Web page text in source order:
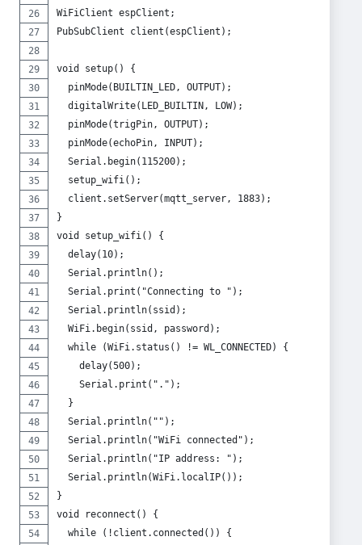
WiFiClient espClient;
PubSubClient client(espClient);
void setup() {
  pinMode(BUILTIN_LED, OUTPUT);
  digitalWrite(LED_BUILTIN, LOW);
  pinMode(trigPin, OUTPUT);
  pinMode(echoPin, INPUT);
  Serial.begin(115200);
  setup_wifi();
  client.setServer(mqtt_server, 1883);
}
void setup_wifi() {
  delay(10);
  Serial.println();
  Serial.print("Connecting to ");
  Serial.println(ssid);
  WiFi.begin(ssid, password);
  while (WiFi.status() != WL_CONNECTED) {
    delay(500);
    Serial.print(".");
  }
  Serial.println("");
  Serial.println("WiFi connected");
  Serial.println("IP address: ");
  Serial.println(WiFi.localIP());
}
void reconnect() {
  while (!client.connected()) {